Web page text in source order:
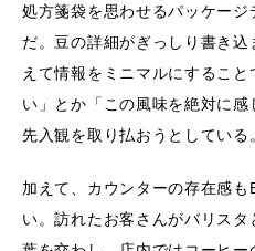
処方箋袋を思わせるパッケー
だ。豆の詳細がぎっしり書き
えて情報をミニマルにするこ
い」とか「この風味を絶対に
先入観を取り払おうとしている
加えて、カウンターの存在感も
い。訪れたお客さんがバリス